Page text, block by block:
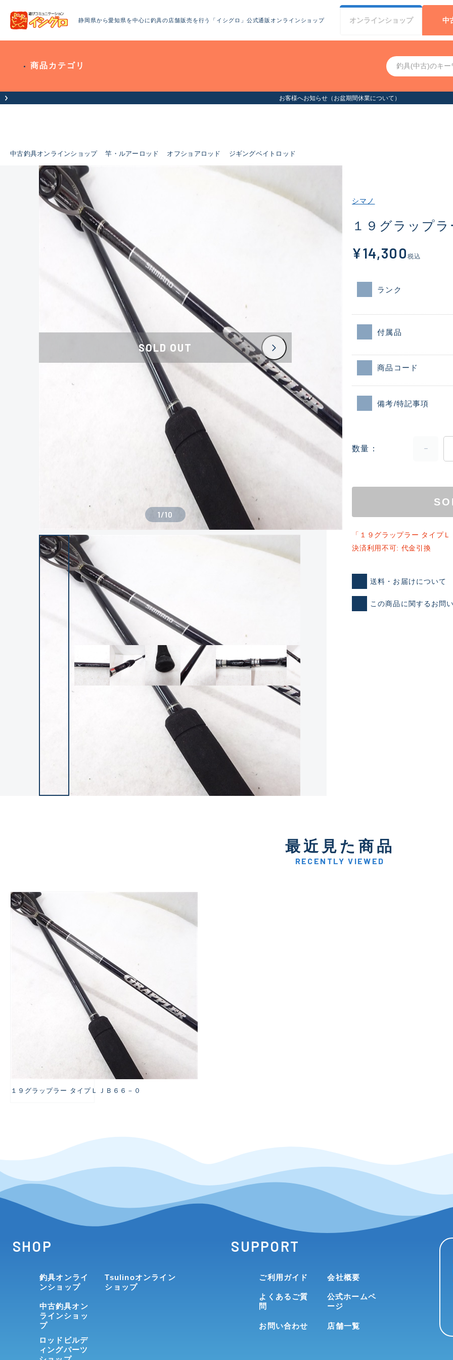
静岡県から愛知県を中心に釣具の店舗販売を行う「イシグロ」公式通販オンラインショップ オンラインショップ 中
商品カテゴリ
お客様へお知らせ（お盆期間休業について）
中古釣具オンラインショップ 竿・ルアーロッド オフショアロッド ジギングベイトロッド
ランクとは？
良
新古品（メーカー問屋から
C-
い品
SOLD OUT
1/10
シマノ
１９グラップ
¥14,300 税込
ランク
付属品
商品コード
備考/特記事項
数量
「１９グラップラー タイプ
決済利用不可: 代金引換
送料・お届けについて
この商品に関するお問
最近見た商品
RECENTLY VIEWED
１９グラップラー タイプＬＪＢ６６－０
SHOP
釣具オンライ
ンショップ
中古釣具オン
ラインショッ
プ
ロッドビルデ
ィングパーツ
Tsulinoオンライン
ショップ
SUPPORT
ご利用ガイド
よくあるご質
問
お問い合わせ
会社概要
公式ホームペ
ージ
店舗一覧